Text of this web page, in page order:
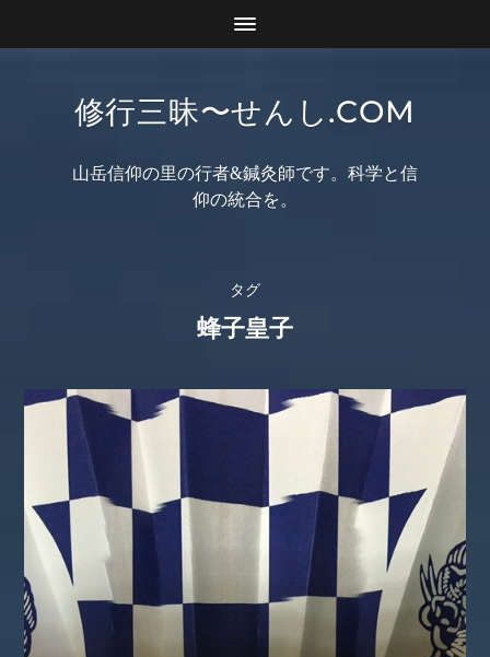
修行三昧〜せんし.COM
山岳信仰の里の行者&鍼灸師です。科学と信
仰の統合を。
タグ
蜂子皇子